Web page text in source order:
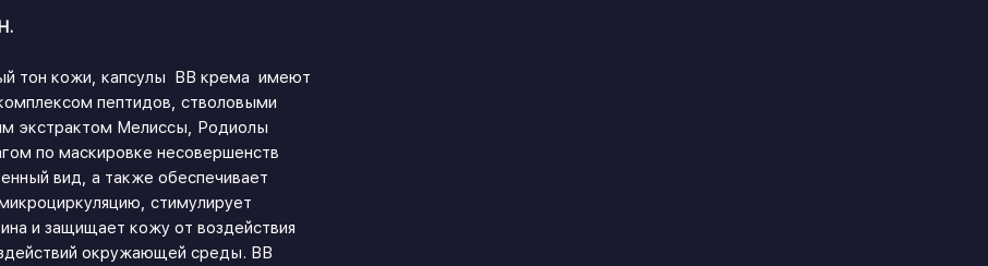
тон кожи, капсулы ВВ крема имеют
пептидов, стволовыми
экстрактом Мелиссы, Родиолы
по маскировке несовершенств
вид, а также обеспечивает
стимулирует
и защищает кожу от воздействия
окружающей среды. BB